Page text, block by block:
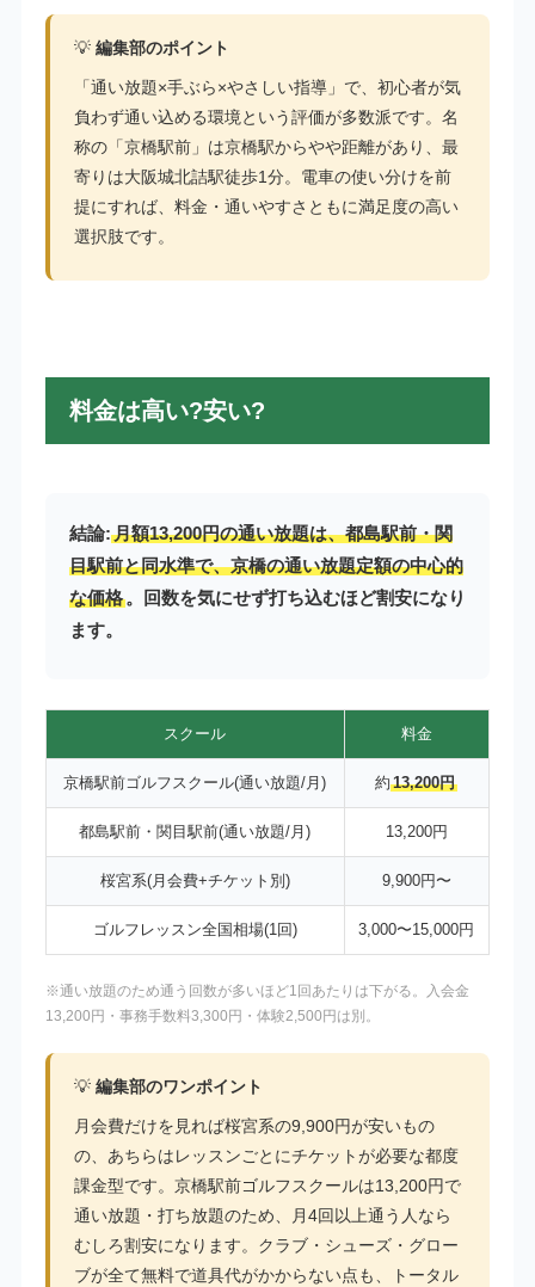
💡 編集部のポイント
「通い放題×手ぶら×やさしい指導」で、初心者が気
負わず通い込める環境という評価が多数派です。名
称の「京橋駅前」は京橋駅からやや距離があり、最
寄りは大阪城北詰駅徒歩1分。電車の使い分けを前
提にすれば、料金・通いやすさともに満足度の高い
選択肢です。
料金は高い?安い?
結論:月額13,200円の通い放題は、都島駅前・関
目駅前と同水準で、京橋の通い放題定額の中心的
な価格。回数を気にせず打ち込むほど割安になり
ます。
スクール 料金
京橋駅前ゴルフスクール(通い放題/月) 約13,200円
都島駅前・関目駅前(通い放題/月) 13,200円
桜宮系(月会費+チケット別) 9,900円〜
ゴルフレッスン全国相場(1回) 3,000〜15,000円
※通い放題のため通う回数が多いほど1回あたりは下がる。入会金
13,200円・事務手数料3,300円・体験2,500円は別。
💡 編集部のワンポイント
月会費だけを見れば桜宮系の9,900円が安いもの
の、あちらはレッスンごとにチケットが必要な都度
課金型です。京橋駅前ゴルフスクールは13,200円で
通い放題・打ち放題のため、月4回以上通う人なら
むしろ割安になります。クラブ・シューズ・グロー
ブが全て無料で道具代がかからない点も、トータル